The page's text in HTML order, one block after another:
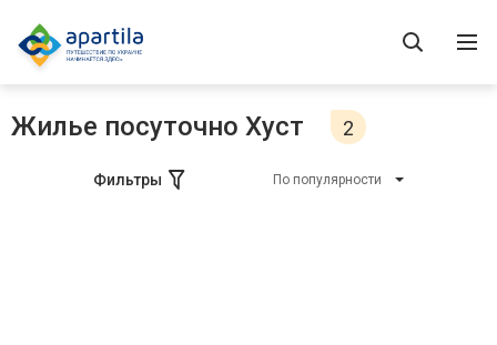
Жилье посуточно Хуст 2
Фильтры По популярности